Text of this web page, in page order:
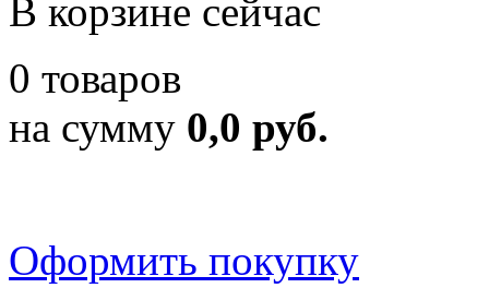
В корзине сейчас
0 товаров
на сумму 0,0 руб.
Оформить покупку